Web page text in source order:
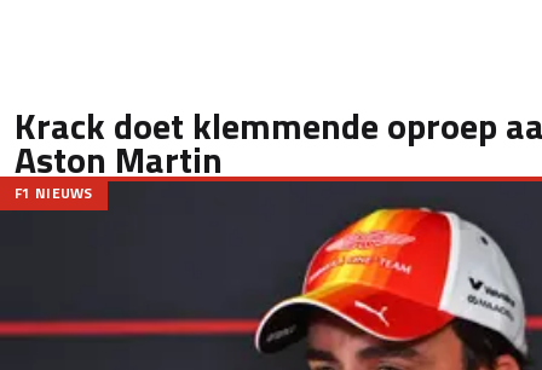
Krack doet klemmende oproep
Aston Martin
F1 NIEUWS